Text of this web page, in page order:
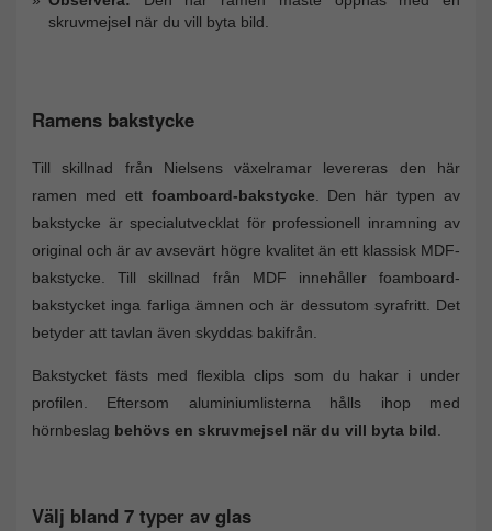
skruvmejsel när du vill byta bild.
Ramens bakstycke
Till skillnad från Nielsens växelramar levereras den här
ramen med ett foamboard-bakstycke . Den här typen av
bakstycke är specialutvecklat för professionell inramning av
original och är av avsevärt högre kvalitet än ett klassisk MDF-
bakstycke. Till skillnad från MDF innehåller foamboard-
bakstycket inga farliga ämnen och är dessutom syrafritt. Det
betyder att tavlan även skyddas bakifrån.
Bakstycket fästs med flexibla clips som du hakar i under
profilen. Eftersom aluminiumlisterna hålls ihop med
hörnbeslag behövs en skruvmejsel när du vill byta bild
Välj bland 7 typer av glas